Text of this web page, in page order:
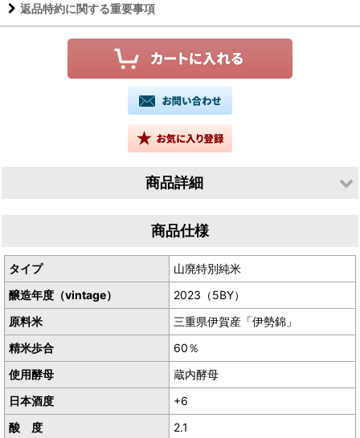
返品特約に関する重要事項
商品詳細
商品仕様
タイプ
山廃特別純米
醸造年度（vintage）
2023（5BY）
原料米
三重県伊賀産「伊勢錦」
精米歩合
60％
使用酵母
蔵内酵母
日本酒度
+6
酸 度
2.1